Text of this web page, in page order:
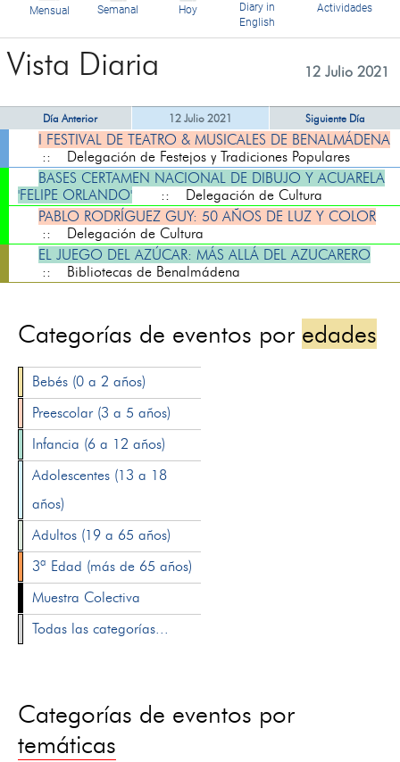
Mensual Semanal Hoy
Diary in
English
Actividades
Vista Diaria 12 Julio 2021
Día Anterior 12 Julio 2021 Siguiente Día
I FESTIVAL DE TEATRO & MUSICALES DE BENALMÁDENA
:: Delegación de Festejos y Tradiciones Populares
BASES CERTAMEN NACIONAL DE DIBUJO Y ACUARELA
'FELIPE ORLANDO'
:: Delegación de Cultura
PABLO RODRÍGUEZ GUY: 50 AÑOS DE LUZ Y COLOR
:: Delegación de Cultura
EL JUEGO DEL AZÚCAR: MÁS ALLÁ DEL AZUCARERO
:: Bibliotecas de Benalmádena
Categorías de eventos por edades
Bebés (0 a 2 años)
Preescolar (3 a 5 años)
Infancia (6 a 12 años)
Adolescentes (13 a 18
años)
Adultos (19 a 65 años)
3ª Edad (más de 65 años)
Muestra Colectiva
Todas las categorías...
Categorías de eventos por
temáticas